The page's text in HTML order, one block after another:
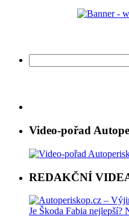
Video-pořad
REDAKČNÍ
Je Škoda Fabia nejlepší?